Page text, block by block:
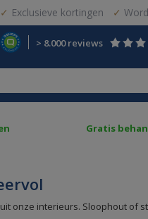
Exclusieve kortingen
> 8.000 reviews
Gratis
onze interieurs. Sloophout of